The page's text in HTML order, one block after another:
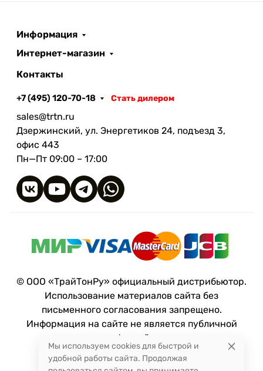
Информация
Интернет-магазин
Контакты
+7 (495) 120-70-18 Стать дилером
sales@trtn.ru
Дзержинский, ул. Энергетиков 24, подъезд 3,
офис 443
Пн—Пт 09:00 – 17:00
© ООО «ТрайТонРу» официальный дистрибьютор.
Использование материалов сайта без
письменного согласования запрещено.
Информация на сайте не является публичной
офертой.
Мы используем cookies для быстрой и
удобной работы сайта. Продолжая